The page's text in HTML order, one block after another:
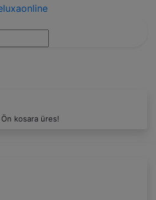
Ön kosara üres!